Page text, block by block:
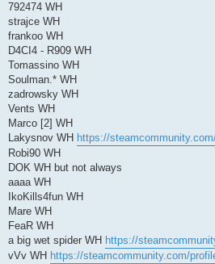
792474 WH
strajce WH
frankoo WH
D4CI4 - R909 WH
Tomassino WH
Soulman.* WH
zadrowsky WH
Vents WH
Marco [2] WH
Lakysnov WH https://
Robi90 WH
DOK WH but not always
aaaa WH
IkoKills4fun WH
Mare WH
FeaR WH
a big wet spider WH https://
vVv WH https://steamcommunity.com/